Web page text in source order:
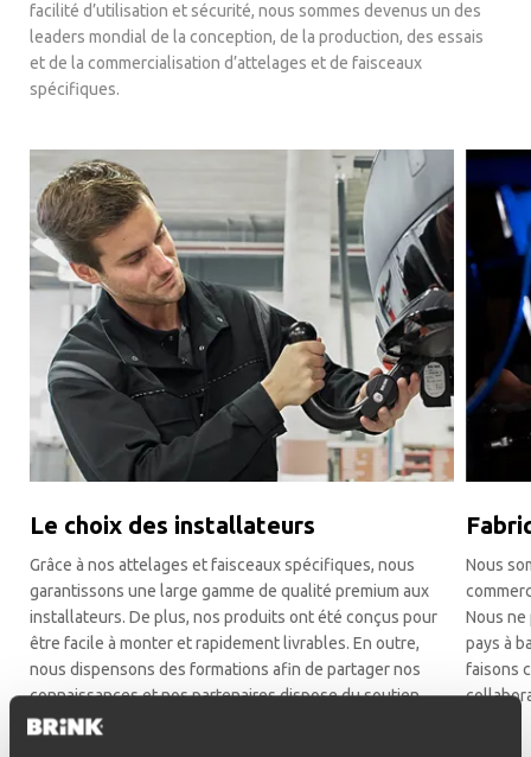
facilité d’utilisation et sécurité, nous sommes devenus un des
leaders mondial de la conception, de la production, des essais
et de la commercialisation d’attelages et de faisceaux
spécifiques.
Le choix des installateurs
Grâce à nos attelages et faisceaux spécifiques, nous
garantissons une large gamme de qualité premium aux
installateurs. De plus, nos produits ont été conçus pour
être facile à monter et rapidement livrables. En outre,
nous dispensons des formations afin de partager nos
connaissances et nos partenaires dispose du soutien
technique de notre équipe après-vente.
Nous
Nous
pays à
faisons